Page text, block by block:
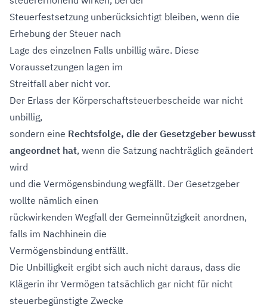
Steuerfestsetzung unberücksichtigt bleiben, wenn die
Erhebung der Steuer nach
Lage des einzelnen Falls unbillig wäre. Diese
Voraussetzungen lagen im
Streitfall aber nicht vor.
Der Erlass der Körperschaftsteuerbescheide war nicht
unbillig,
sondern eine Rechtsfolge, die der Gesetzgeber bewusst
angeordnet hat, wenn die Satzung nachträglich geändert
wird
und die Vermögensbindung wegfällt. Der Gesetzgeber
wollte nämlich einen
rückwirkenden Wegfall der Gemeinnützigkeit anordnen,
falls im Nachhinein die
Vermögensbindung entfällt.
Die Unbilligkeit ergibt sich auch nicht daraus, dass die
Klägerin ihr Vermögen tatsächlich gar nicht für nicht
steuerbegünstigte Zwecke